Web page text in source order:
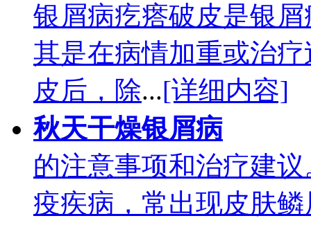
银屑病疙瘩破皮是银
其是在病情加重或治
皮后，除...[详细内容]
秋天干燥银屑病
的注意事项和治疗建
疫疾病，常出现皮肤